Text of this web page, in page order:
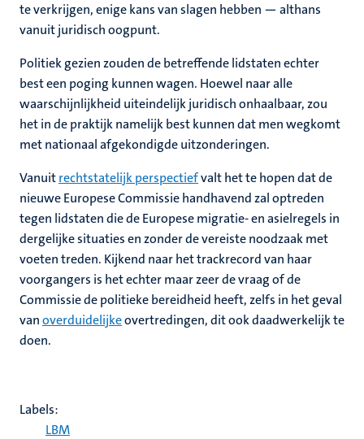
te verkrijgen, enige kans van slagen hebben — althans
vanuit juridisch oogpunt.
Politiek gezien zouden de betreffende lidstaten echter
best een poging kunnen wagen. Hoewel naar alle
waarschijnlijkheid uiteindelijk juridisch onhaalbaar, zou
het in de praktijk namelijk best kunnen dat men wegkomt
met nationaal afgekondigde uitzonderingen.
Vanuitrechtstatelijk perspectiefvalt het te hopen dat de
nieuwe Europese Commissie handhavend zal optreden
tegen lidstaten die de Europese migratie- en asielregels in
dergelijke situaties en zonder de vereiste noodzaak met
voeten treden. Kijkend naar het trackrecord van haar
voorgangers is het echter maar zeer de vraag of de
Commissie de politieke bereidheid heeft, zelfs in het geval
vanoverduidelijkeovertredingen, dit ook daadwerkelijk te
doen.
Labels:
LBM